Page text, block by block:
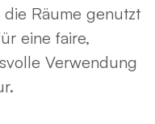
Räume genutzt
eine faire,
Verwendung